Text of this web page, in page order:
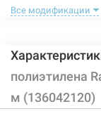
Артикул:213428
Все модификации
полиэтилена
м (136042120)